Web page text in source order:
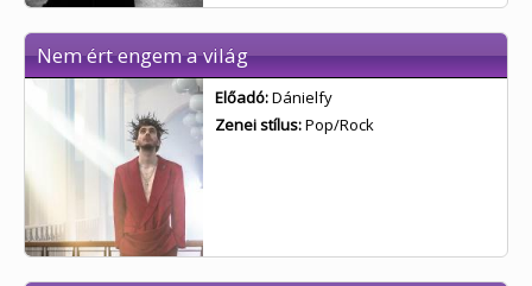
Nem ért engem a világ
Előadó:Dánielfy
Zenei stílus:Pop/Rock